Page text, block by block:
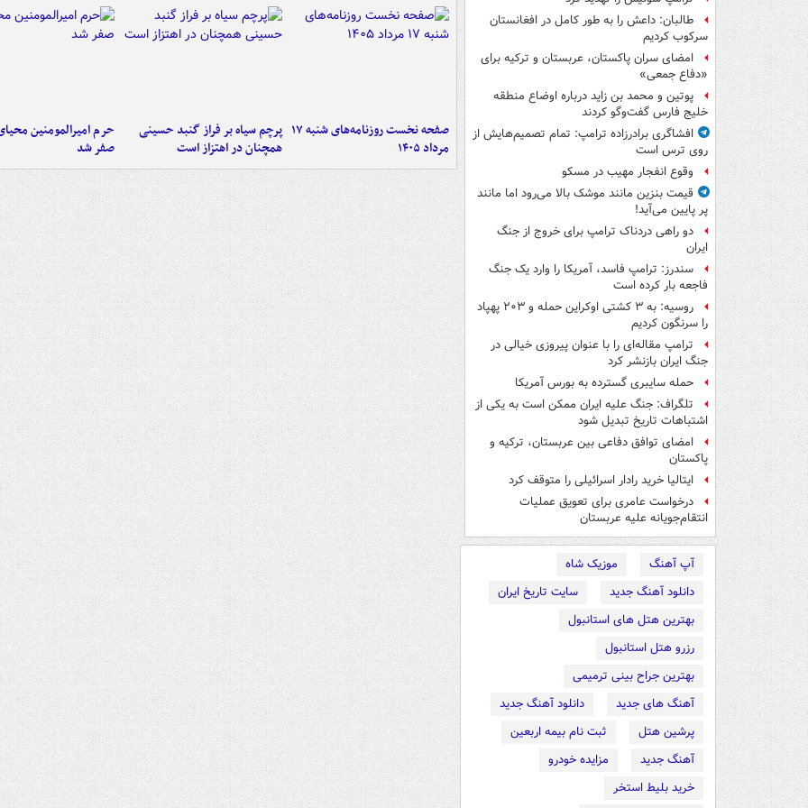
طالبان: داعش را به طور کامل در افغانستان
سرکوب کردیم
امضای سران پاکستان، عربستان و ترکیه برای
«دفاع جمعی»
پوتین و محمد بن زاید درباره اوضاع منطقه
خلیج فارس گفت‌وگو کردند
افشاگری برادرزاده ترامپ: تمام تصمیم‌هایش از
روی ترس است
وقوع انفجار مهیب در مسکو
قیمت بنزین مانند موشک بالا می‌رود اما مانند
پر پایین می‌آید!
دو راهی دردناک ترامپ برای خروج از جنگ
ایران
سندرز: ترامپ فاسد، آمریکا را وارد یک جنگ
فاجعه بار کرده است
روسیه: به ۳ کشتی اوکراین حمله و ۲۰۳ پهپاد
را سرنگون کردیم
ترامپ مقاله‌ای را با عنوان پیروزی خیالی در
جنگ ایران بازنشر کرد
حمله سایبری گسترده به بورس آمریکا
تلگراف: جنگ علیه ایران ممکن است به یکی از
اشتباهات تاریخ تبدیل شود
امضای توافق دفاعی بین عربستان، ترکیه و
پاکستان
ایتالیا خرید رادار اسرائیلی را متوقف کرد
درخواست عامری برای تعویق عملیات
انتقام‌جویانه علیه عربستان
آپ آهنگ
موزیک شاه
دانلود آهنگ جدید
سایت تاریخ ایران
بهترین هتل های استانبول
رزرو هتل استانبول
بهترین جراح بینی ترمیمی
آهنگ های جدید
دانلود آهنگ جدید
پرشین هتل
ثبت نام بیمه اربعین
آهنگ جدید
مزایده خودرو
خرید بلیط استخر
صفحه نخست روزنامه‌های شنبه ۱۷
مرداد ۱۴۰۵
پرچم سیاه بر فراز گنبد حسینی
همچنان در اهتزاز است
حرم امیرالمومنین
صفر شد